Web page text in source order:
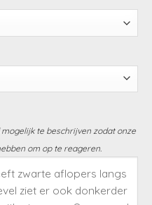
te beschrijven zodat onze
om op te reageren.